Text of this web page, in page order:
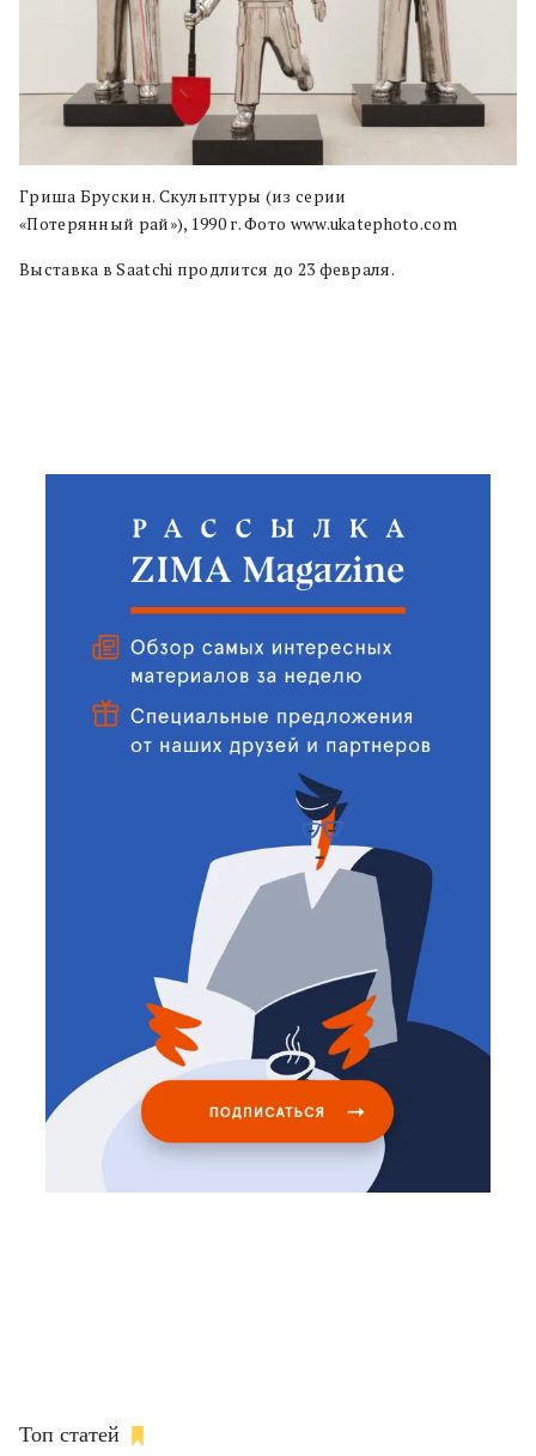
Гриша Брускин. Скульптуры (из серии
«Потерянный рай»), 1990 г. Фото www.ukatephoto.com
Выставка в Saatchi продлится до 23 февраля.
Топ статей